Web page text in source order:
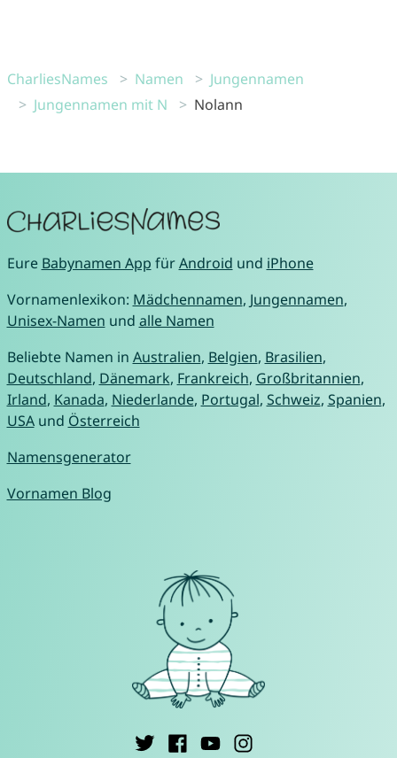
CharliesNames Namen
Jungennamen
Jungennamen mit N
Nolann
Eure Babynamen App fürAndroid und iPhone
Vornamenlexikon: Mädchennamen, Jungennamen,
Unisex-Namen und alle Namen
Beliebte Namen in Australien, Belgien, Brasilien,
Deutschland, Dänemark, Frankreich, Großbritannien,
Irland, Kanada, Niederlande, Portugal, Schweiz, Spanien,
USAund Österreich
Namensgenerator
Vornamen Blog